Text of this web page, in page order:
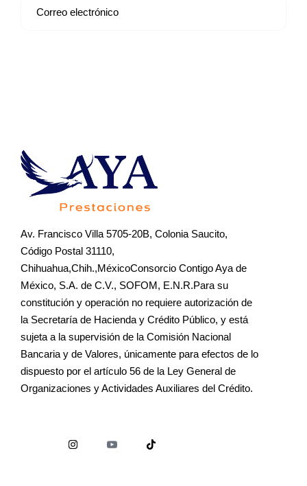
Av. Francisco Villa 5705-20B, Colonia Saucito,
Código Postal 31110,
Chihuahua,Chih.,MéxicoConsorcio Contigo Aya de
México, S.A. de C.V., SOFOM, E.N.R.Para su
constitución y operación no requiere autorización de
la Secretaría de Hacienda y Crédito Público, y está
sujeta a la supervisión de la Comisión Nacional
Bancaria y de Valores, únicamente para efectos de lo
dispuesto por el artículo 56 de la Ley General de
Organizaciones y Actividades Auxiliares del Crédito.